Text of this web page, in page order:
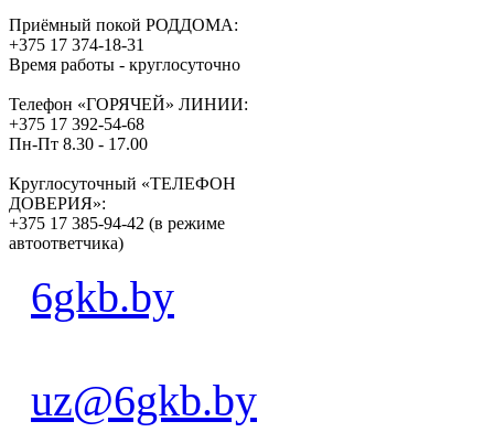
Приёмный покой РОДДОМА:
+375 17 374-18-31
Время работы - круглосуточно
Телефон «ГОРЯЧЕЙ» ЛИНИИ:
+375 17 392-54-68
Пн-Пт 8.30 - 17.00
Круглосуточный «ТЕЛЕФОН
ДОВЕРИЯ»:
+375 17 385-94-42 (в режиме
автоответчика)
6gkb.by
uz@6gkb.by